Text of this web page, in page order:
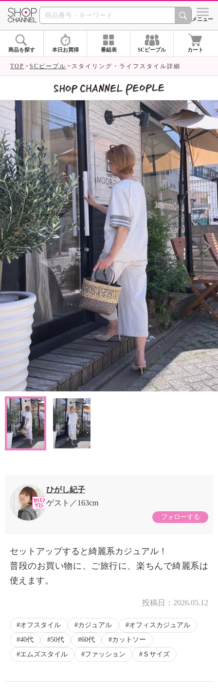
SHOP CHANNEL シメニュー
商品を探す 本日お買得 番組表 SCピープル カート
TOP SCピープル スタイリング・ライフスタイル詳細
ひがし紀子
ゲスト
163cm
フォローする
セットアップすると綺麗系カジュアル！
普段のお買い物に、ご旅行に、楽ちんで綺麗系は
使えます。
投稿日： 2026.05.12
オフスタイル カジュアル
オフィスカジュアル
40代
50代 60代
カットソー
エムズスタイル
ファッション Ｓサイズ